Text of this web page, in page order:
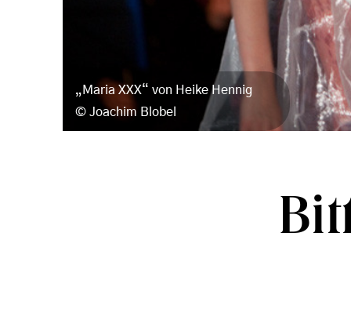
„Maria XXX“ von Heike Hennig
Joachim Blobel